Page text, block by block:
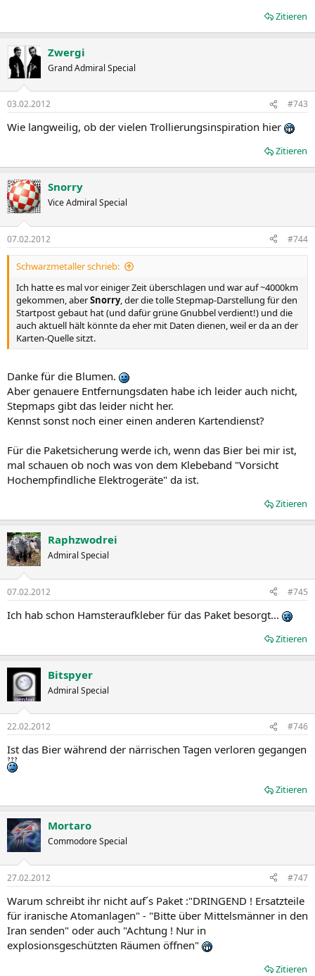
Zitieren
Zwergi
Grand Admiral Special
03.02.2012 #743
Wie langweilig, ob der vielen Trollierungsinspiration hier
Zitieren
Snorry
Vice Admiral Special
07.02.2012 #744
Schwarzmetaller schrieb:
Ich hatte es mal vor einiger Zeit überschlagen und war auf ~4000km
gekommen, aberSnorry, der die tolle Stepmap-Darstellung für den
Startpost gebaut hat (und dafür grüne Gnubbel verdient!) und die
auch aktuell hält könnte da eher mit Daten dienen, weil er da an der
Karten-Quelle sitzt.
Danke für die Blumen.
Aber genauere Entfernungsdaten habe ich leider auch nicht,
Stepmaps gibt das leider nicht her.
Kennst sonst noch einer einen anderen Kartendienst?
Für die Paketsicherung werde ich, wenn das Bier bei mir ist,
mal schauen ob noch was von dem Klebeband "Vorsicht
Hochempfindliche Elektrogeräte" da ist.
Zitieren
Raphzwodrei
Admiral Special
07.02.2012 #745
Ich hab schon Hamsteraufkleber für das Paket besorgt...
Zitieren
Bitspyer
Admiral Special
22.02.2012 #746
Ist das Bier während der närrischen Tagen verloren gegangen
Zitieren
Mortaro
Commodore Special
27.02.2012 #747
Warum schreibt ihr nicht auf´s Paket :"DRINGEND ! Ersatzteile
für iranische Atomanlagen" - "Bitte über Mittelsmänner in den
Iran senden" oder auch "Achtung ! Nur in
explosionsgeschützten Räumen öffnen"
Zitieren